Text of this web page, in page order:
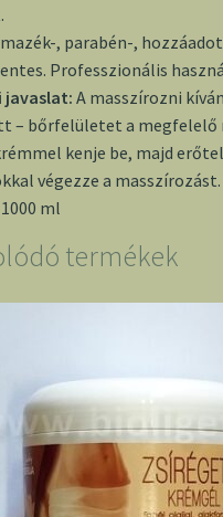
, parabén-,
Professzionális
javaslat: A masszírozni
– bőrfelületet a megfelelő
kenje be, majd
végezze a masszírozást.
ml
termékek